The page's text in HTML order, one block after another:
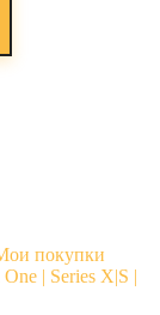
покупки
| Series X|S |